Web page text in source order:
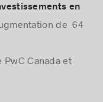
en
de 64
PwC Canada et